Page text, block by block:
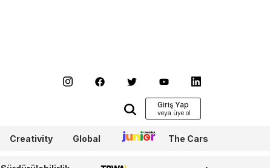
Giriş Yap
Creativity Global Junior The Cars